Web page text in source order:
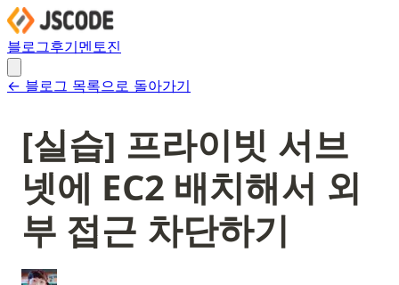
블로그후기멘토진
← 블로그 목록으로 돌아가기
[실습] 프라이빗 서브
넷에 EC2 배치해서 외
부 접근 차단하기